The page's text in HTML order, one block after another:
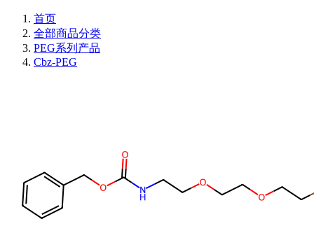
首页
全部商品分类
PEG系列产品
Cbz-PEG